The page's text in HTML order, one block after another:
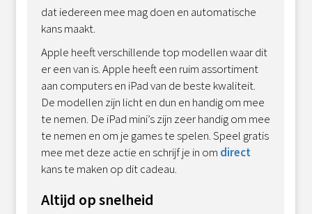
dat iedereen mee mag doen en automatische
kans maakt.
Apple heeft verschillende top modellen waar dit
er een van is. Apple heeft een ruim assortiment
aan computers en iPad van de beste kwaliteit.
De modellen zijn licht en dun en handig om mee
te nemen. De iPad mini’s zijn zeer handig om mee
te nemen en om je games te spelen. Speel gratis
mee met deze actie en schrijf je in om direct
kans te maken op dit cadeau.
Altijd op snelheid